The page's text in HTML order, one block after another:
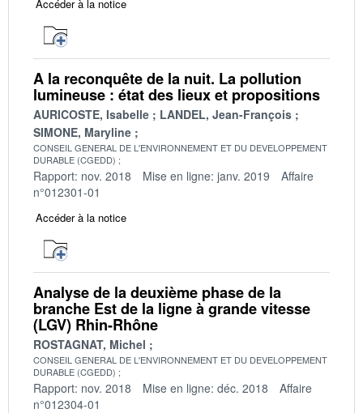
Accéder à la notice
A la reconquête de la nuit. La pollution
lumineuse : état des lieux et propositions
AURICOSTE, Isabelle
LANDEL, Jean-François
SIMONE, Maryline
CONSEIL GENERAL DE L'ENVIRONNEMENT ET DU DEVELOPPEMENT
DURABLE (CGEDD)
Rapport: nov. 2018 Mise en ligne: janv. 2019
Affaire
n°012301-01
Accéder à la notice
Analyse de la deuxième phase de la
branche Est de la ligne à grande vitesse
(LGV) Rhin-Rhône
ROSTAGNAT, Michel
CONSEIL GENERAL DE L'ENVIRONNEMENT ET DU DEVELOPPEMENT
DURABLE (CGEDD)
Rapport: nov. 2018 Mise en ligne: déc. 2018
Affaire
n°012304-01